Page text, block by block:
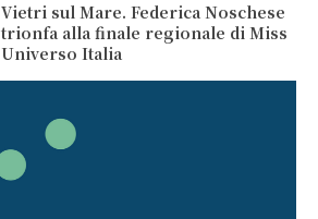
Vietri sul Mare. Federica Noschese
trionfa alla finale regionale di Miss
Universo Italia